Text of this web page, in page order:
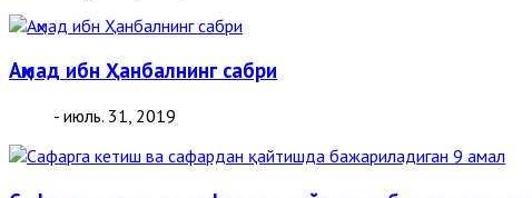
Аҳмад ибн Ҳанбалнинг сабри
- июль. 31, 2019